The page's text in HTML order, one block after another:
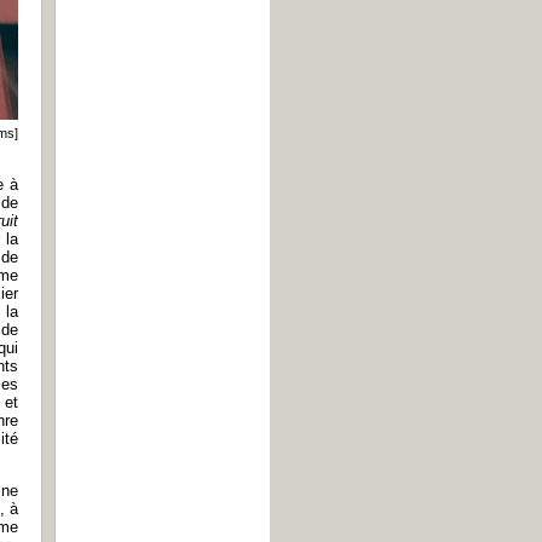
à
la
la
et
à